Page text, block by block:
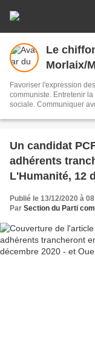
Le
Morlaix/
Favoriser l'expression
communiste. Entretenir la mémoire des débats et des luttes de la gauche
sociale.
Un candidat
adhérents
L'Humanité, 12
France, 12
Publié le 13/12/2020 à
Par Section du Parti